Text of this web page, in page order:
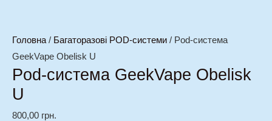
Головна/ Багаторазові POD-системи / Pod-система
GeekVape Obelisk U
Pod-система GeekVape Obelisk
U
800,00 грн.